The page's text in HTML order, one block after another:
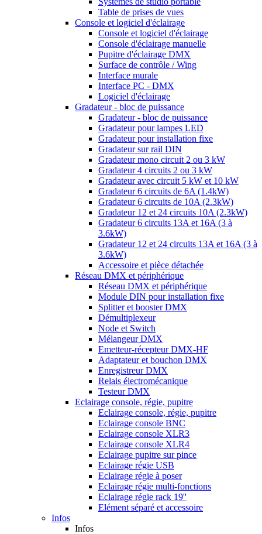
Table de prises de vues
Console et logiciel d'éclairage
Console et logiciel d'éclairage
Console d'éclairage manuelle
Pupitre d'éclairage DMX
Surface de contrôle / Wing
Interface murale
Interface PC - DMX
Logiciel d'éclairage
Gradateur - bloc de puissance
Gradateur - bloc de puissance
Gradateur pour lampes LED
Gradateur pour installation fixe
Gradateur sur rail DIN
Gradateur mono circuit 2 ou 3 kW
Gradateur 4 circuits 2 ou 3 kW
Gradateur avec circuit 5 kW et 10 kW
Gradateur 6 circuits de 6A (1.4kW)
Gradateur 6 circuits de 10A (2.3kW)
Gradateur 12 et 24 circuits 10A (2.3kW)
Gradateur 6 circuits 13A et 16A (3 à
3.6kW)
Gradateur 12 et 24 circuits 13A et 16A (3 à
3.6kW)
Accessoire et pièce détachée
Réseau DMX et périphérique
Réseau DMX et périphérique
Module DIN pour installation fixe
Splitter et booster DMX
Démultiplexeur
Node et Switch
Mélangeur DMX
Emetteur-récepteur DMX-HF
Adaptateur et bouchon DMX
Enregistreur DMX
Relais électromécanique
Testeur DMX
Eclairage console, régie, pupitre
Eclairage console, régie, pupitre
Eclairage console BNC
Eclairage console XLR3
Eclairage console XLR4
Eclairage pupitre sur pince
Eclairage régie USB
Eclairage régie à poser
Eclairage régie multi-fonctions
Eclairage régie rack 19''
Elément séparé et accessoire
Infos
Infos